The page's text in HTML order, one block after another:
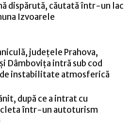
dispărută, căutată într-un lac
Izvoarele
județele Prahova,
Dâmbovița intră sub cod
instabilitate atmosferică
după ce a intrat cu
într-un autoturism